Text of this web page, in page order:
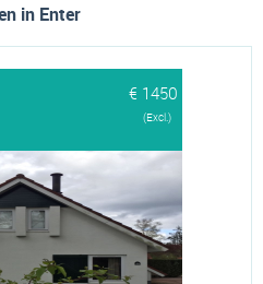
in Enter
€ 1450
(Excl.)